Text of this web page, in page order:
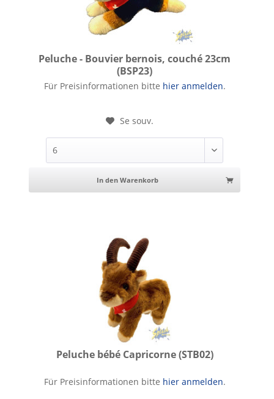
Peluche - Bouvier bernois, couché 23cm
(BSP23)
Peluche - Bouvier bernois, couché 23cm
Für Preisinformationen bitte hier anmelden.
Se souv.
In den Warenkorb
Peluche bébé Capricorne (STB02)
Peluche bébé Capricorne
Für Preisinformationen bitte hier anmelden.